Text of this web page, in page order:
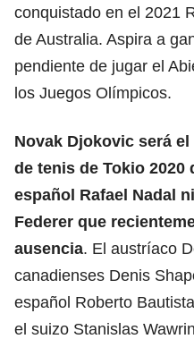
conquistado en el 2021
de Australia. Aspira a
pendiente de jugar el
los Juegos Olímpicos.
Novak Djokovic será
de tenis de Tokio 2020
español Rafael Nadal
Federer que
ausencia. El austríaco
canadienses Denis
español Roberto
el suizo Stanislas